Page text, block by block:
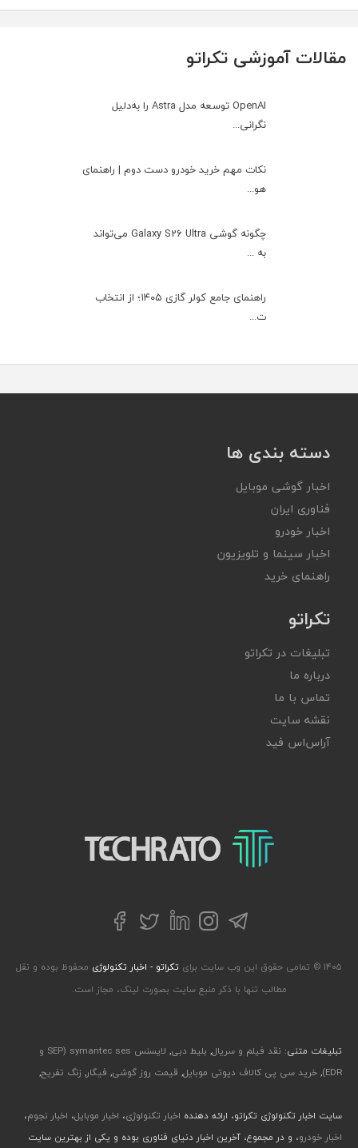
مقالات آموزشی تکراتو
OpenAI توسعه مدل Astra را به‌دلیل
نگرانی...
نکات مهم خرید خودرو دست دوم | راهنمای
هو...
چگونه گوشی Galaxy S26 Ultra می‌تواند
به ...
راهنمای جامع کولر گازی ۱۴۰۵؛ از انتخاب
ت...
دسته بندی ها
اخبار گوشی موبایل
فناوری ایران
اخبار خودرو
اخبار سینما و تلویزیون
راهنمای خرید
تکراتو
تبلیغات در تکراتو
درباره ما
تماس با ما
نقشه سایت
آر‌اس‌اس فید
تکراتو – زندگی با تکنولوژی
تلگراماینستاگرام
لینکداینتوییترفیسبوک
۱۴۰۵ © تمامی حقوق این وب سایت برای تکراتو - اخبار تکنولوژی محفوظ بوده و نقل
مطالب تنها با ذکر منبع سایت بصورت لینک، مجاز است.
تبلیغات متنی: نقد فیلم و سریال, بلیط دبی,
لایسنس symantec ses (SEP و
EDR)
, خرید سی پی کالاف دیوتی موبایل, قیمت روز گوشی, فیگار, زنگ تفریح,
سایت اخبار تکنولوژی تکراتو، ارائه دهنده اخبار تکنولوژی، اخبار موبایل، اخبار نجوم،
اخبار خودرو، و در مجموع، آخرین اخبار دنیای فناوری بوده و یکی از بهترین سایت